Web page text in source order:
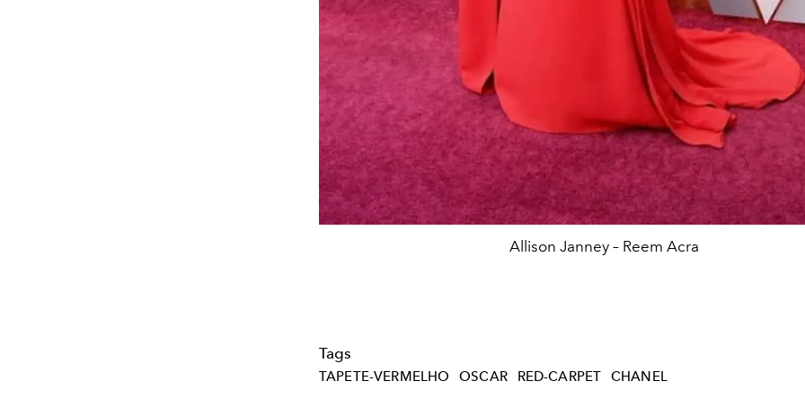
Allison Janney – Reem Acra
Tags
TAPETE-VERMELHO OSCAR RED-CARPET CHANEL